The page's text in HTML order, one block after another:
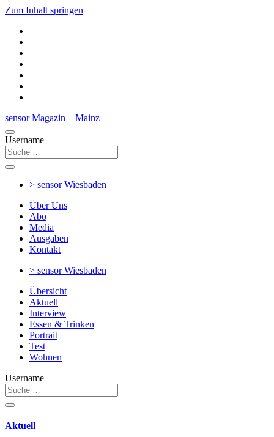
Zum Inhalt springen
sensor Magazin – Mainz
Username
> sensorWiesbaden
Über Uns
Abo
Media
Ausgaben
Kontakt
> sensorWiesbaden
Übersicht
Aktuell
Interview
Essen & Trinken
Portrait
Test
Wohnen
Username
Aktuell